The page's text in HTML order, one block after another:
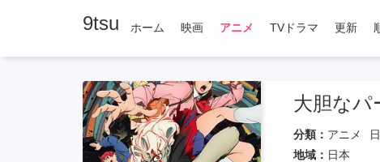
9tsu ホーム 映画 アニメ TVドラマ 更新
大胆なパ
分類： アニメ
地域： 日本